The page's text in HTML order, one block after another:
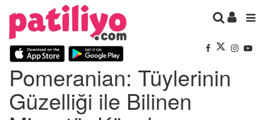
Pomeranian: Tüylerinin
Güzelliği ile Bilinen